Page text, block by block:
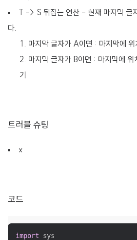
T -> S 뒤집는 연산 - 현재 마지막 글
다.
마지막 글자가 A이면 : 마지막에 위
마지막 글자가 B이면 : 마지막에 위
기
트러블 슈팅
x
코드
import